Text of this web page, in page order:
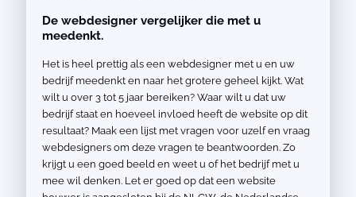
De webdesigner vergelijker die met u
meedenkt.
Het is heel prettig als een webdesigner met u en uw
bedrijf meedenkt en naar het grotere geheel kijkt. Wat
wilt u over 3 tot 5 jaar bereiken? Waar wilt u dat uw
bedrijf staat en hoeveel invloed heeft de website op dit
resultaat? Maak een lijst met vragen voor uzelf en vraag
webdesigners om deze vragen te beantwoorden. Zo
krijgt u een goed beeld en weet u of het bedrijf met u
mee wil denken. Let er goed op dat een website